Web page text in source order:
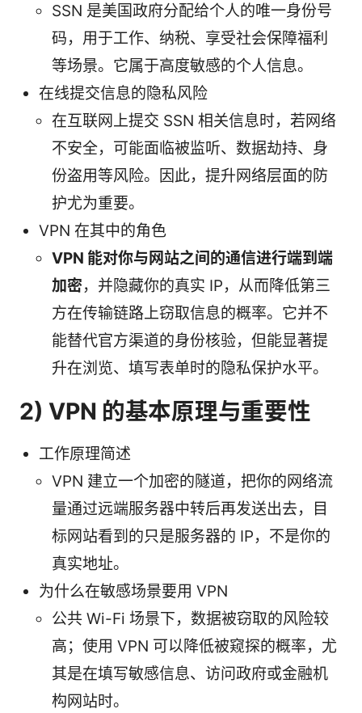
SSN 是美国政府分配给个人的唯一身份号
码，用于工作、纳税、享受社会保障福利
等场景。它属于高度敏感的个人信息。
在线提交信息的隐私风险
在互联网上提交 SSN 相关信息时，若网络
不安全，可能面临被监听、数据劫持、身
份盗用等风险。因此，提升网络层面的防
护尤为重要。
VPN 在其中的角色
VPN 能对你与网站之间的通信进行端到端
加密，并隐藏你的真实 IP，从而降低第三
方在传输链路上窃取信息的概率。它并不
能替代官方渠道的身份核验，但能显著提
升在浏览、填写表单时的隐私保护水平。
2) VPN 的基本原理与重要性
工作原理简述
VPN 建立一个加密的隧道，把你的网络流
量通过远端服务器中转后再发送出去，目
标网站看到的只是服务器的 IP，不是你的
真实地址。
为什么在敏感场景要用 VPN
公共 Wi-Fi 场景下，数据被窃取的风险较
高；使用 VPN 可以降低被窥探的概率，尤
其是在填写敏感信息、访问政府或金融机
构网站时。